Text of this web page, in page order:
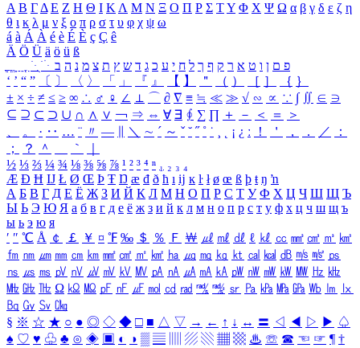
Α Β ΓΔ Ε Ζ Η Θ Ι ΚΛ Μ Ν Ξ Ο Π Ρ Σ ΤΥ Φ Χ Ψ Ω α β γ δ ε ζ η
θ ι κ λ μ ν ξ ο π ρ σ τ υ φ χ ψ ω
á à Á À é è É È ç Ç ê
Ä Ö Ü ä ö ü ß
ִֶֹ ֻּ ׁׂ פ ם ן ו ט א ר ק ף ך ל ח י ע כ ג ד ש ץ ת צ מ נ ה ב
‘ ’ “ ” 〔 〕 〈 〉 「 」 『 』 【 】 ＂ （ ） ［ ］ ｛ ｝
± × ÷ ≠ ≤ ≥ ∞ ∴ ♂ ♀ ∠ ⊥ ⌒ ∂ ∇ ≡ ≒ ≪ ≫ √ ∽ ∝ ∵ ∫ ∬ ∈ ∋
⊆ ⊇ ⊂ ⊃ ∪ ∩ ∧ ∨ ￢ ⇒ ⇔ ∀ ∃ ∮ ∑ ∏ ＋ － ＜ ＝
＞
、
。 · ‥ … ¨ 〃 ― ＼ ∼ ´ ～ ˇ ˘ ˝ ˚ ˙ ¸ ¡ ¿ ː ！ ＇ ， ． ／
：
；
？ ＾ ｀
½ ⅓ ⅔ ¼ ¾ ⅛ ⅜ ⅝ ⅞ ¹ ² ³ ⁴ ⁿ ₁ ₂ ₃ ₄
Æ Ð Ħ Ĳ Ł Ø Œ Þ Ŧ Ŋ æ đ ð ħ ı ĳ ĸ ŀ ł ø œ ß þ ŧ ŋ ŉ
А Б В Г Д Е Ё Ж З И Й К Л М Н О П Р С Т У Ф Х Ц Ч Ш Щ Ъ
Ы Ь Э Ю Я а б в г д е ё ж з и й к л м н о п р с т у ф х ц ч ш щ ъ
ы ь э ю я
′ ″ ℃ Å ￠ ￡ ￥ ¤ ℉ ‰ ＄ ％ Ｆ ￦ ㎕ ㎖ ㎗ ℓ ㎘ ㏄ ㎣ ㎤ ㎥ ㎦
㎙ ㎚ ㎛ ㎜ ㎝ ㎞ ㎟ ㎠ ㎡ ㎢ ㏊ ㎍ ㎎ ㎏ ㏏ ㎈ ㎉ ㏈ ㎧ ㎨ ㎰
㎱ ㎲ ㎳ ㎴ ㎵ ㎶ ㎷ ㎸ ㎹ ㎀ ㎁ ㎂ ㎃ ㎄ ㎺ ㎻ ㎽ ㎾ ㎿ ㎐ ㎑
㎒ ㎓ ㎔ Ω ㏀ ㏁ ㎊ ㎋ ㎌ ㏖ ㏅ ㎭ ㎮ ㎯ ㏛ ㎩ ㎪ ㎫ ㎬ ㏝ ㏐
㏓
㏃ ㏉ ㏜ ㏆
§ ※ ☆ ★ ○ ● ◎ ◇ ◆ □ ■ △ ▽ → ← ↑ ↓ ↔ 〓 ◁ ◀ ▷ ▶ ♤
♠ ♡ ♥ ♧ ♣ ⊙ ◈ ▣ ◐ ◑ ▒ ▤ ▨ ▧ ▦ ▩ ♨ ☏ ☎ ☜ ☞ ¶ †